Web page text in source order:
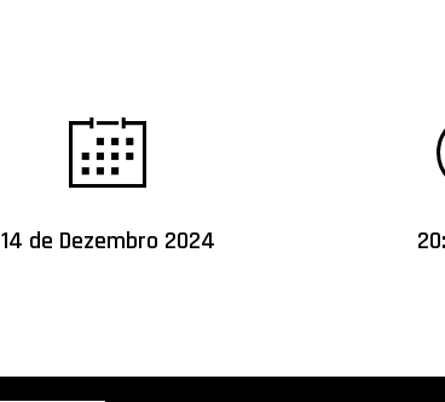
14 de Dezembro 2024